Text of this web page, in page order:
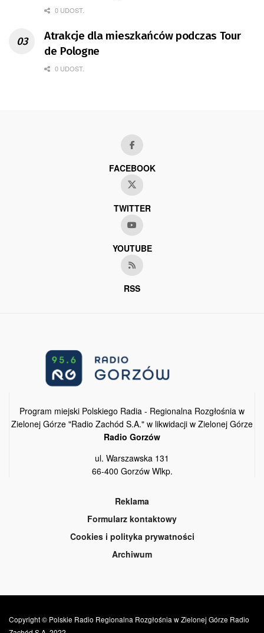
0 UDOST.
Atrakcje dla mieszkańców podczas Tour
de Pologne
0 UDOST.
FACEBOOK
TWITTER
YOUTUBE
RSS
Program miejski Polskiego Radia - Regionalna Rozgłośnia w
Zielonej Górze "Radio Zachód S.A." w likwidacji w Zielonej Górze
Radio Gorzów
ul. Warszawska 131
66-400 Gorzów Wlkp.
Reklama
Formularz kontaktowy
Cookies i polityka prywatności
Archiwum
Copyright © Polskie Radio Regionalna Rozgłośnia w Zielonej Górze Radio